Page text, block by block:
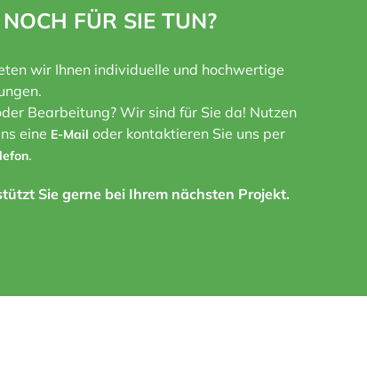
FÜR SIE TUN?
wir Ihnen individuelle und hochwertige
Bearbeitung? Wir sind für Sie da! Nutzen
eine E-Mail oder kontaktieren Sie uns per
.
Sie gerne bei Ihrem nächsten Projekt.